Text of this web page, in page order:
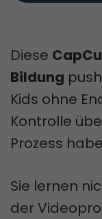
Diese
Bildung
Kids ohne
Kontrolle
Prozess
Sie lernen
der